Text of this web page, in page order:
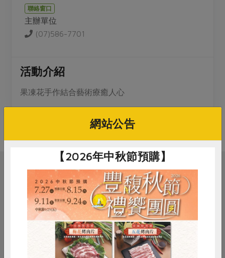
防災用品
優惠專區
素食專區
年菜食譜
養身食補
把最好的台灣味帶回家！
綠主張月刊
典藏閱覽室
最新消息
媒體報導
地區活動
社務會議 地區活動
聯絡窗口
主辦單位
(07)586-7701
活動介紹
果凍花手作結合藝術療癒人心
相關活動
料理/教作
苓雅綠食—手作葷素包子
RPET 食譜 減硝酸鹽
網站公告
【2026年中秋節預購】